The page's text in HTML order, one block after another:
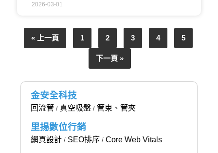
2026-03-01
« 上一頁 1 2 3 4 5
下一頁 »
金安全科技
回流管 / 真空吸盤/ 管束、管夾
里揚數位行銷
網頁設計/ SEO排序 / Core Web Vitals